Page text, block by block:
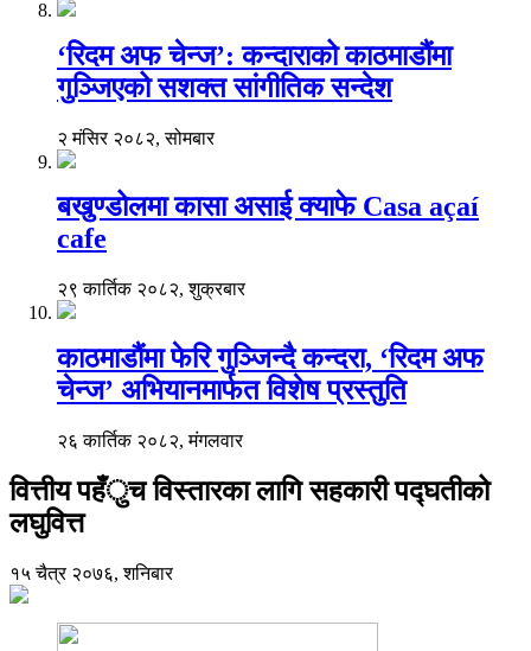
‘रिदम अफ चेन्ज’: कन्दाराको काठमाडौंमा
गुञ्जिएको सशक्त सांगीतिक सन्देश
२ मंसिर २०८२, सोमबार
बखुण्डोलमा कासा असाई क्याफे Casa açaí
cafe
२९ कार्तिक २०८२, शुक्रबार
काठमाडौंमा फेरि गुञ्जिन्दै कन्दरा, ‘रिदम अफ
चेन्ज’ अभियानमार्फत विशेष प्रस्तुति
२६ कार्तिक २०८२, मंगलवार
वित्तीय पहँुच विस्तारका लागि सहकारी पद्घतीको
लघुवित्त
१५ चैत्र २०७६, शनिबार